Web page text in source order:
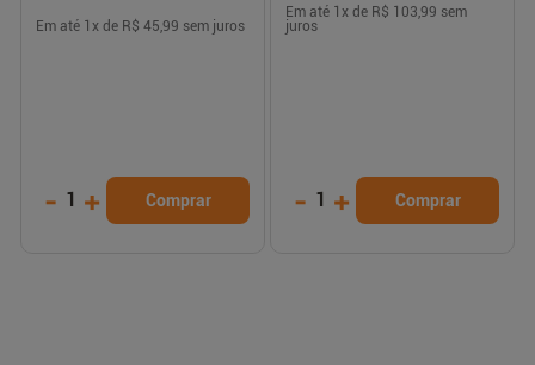
Em até 1 x de R$ 45,99 sem juros
- 1 + Comprar
Em até 1 x de R$ 103,99 sem
juros
- 1 + Comprar